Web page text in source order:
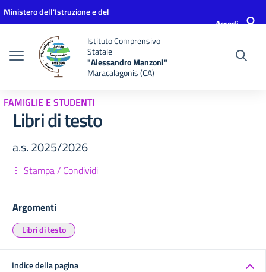
Vai ai contenuti
Vai al menu di navigazione
Vai al footer
Ministero dell'Istruzione e del
Accedi
Istituto Comprensivo
Statale
"Alessandro Manzoni"
Maracalagonis (CA)
FAMIGLIE E STUDENTI
Libri di testo
a.s. 2025/2026
Stampa / Condividi
Argomenti
Libri di testo
Indice della pagina